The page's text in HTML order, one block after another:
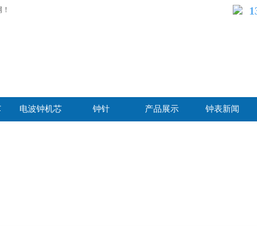
电波钟机芯 钟针 产品展示 钟表新闻